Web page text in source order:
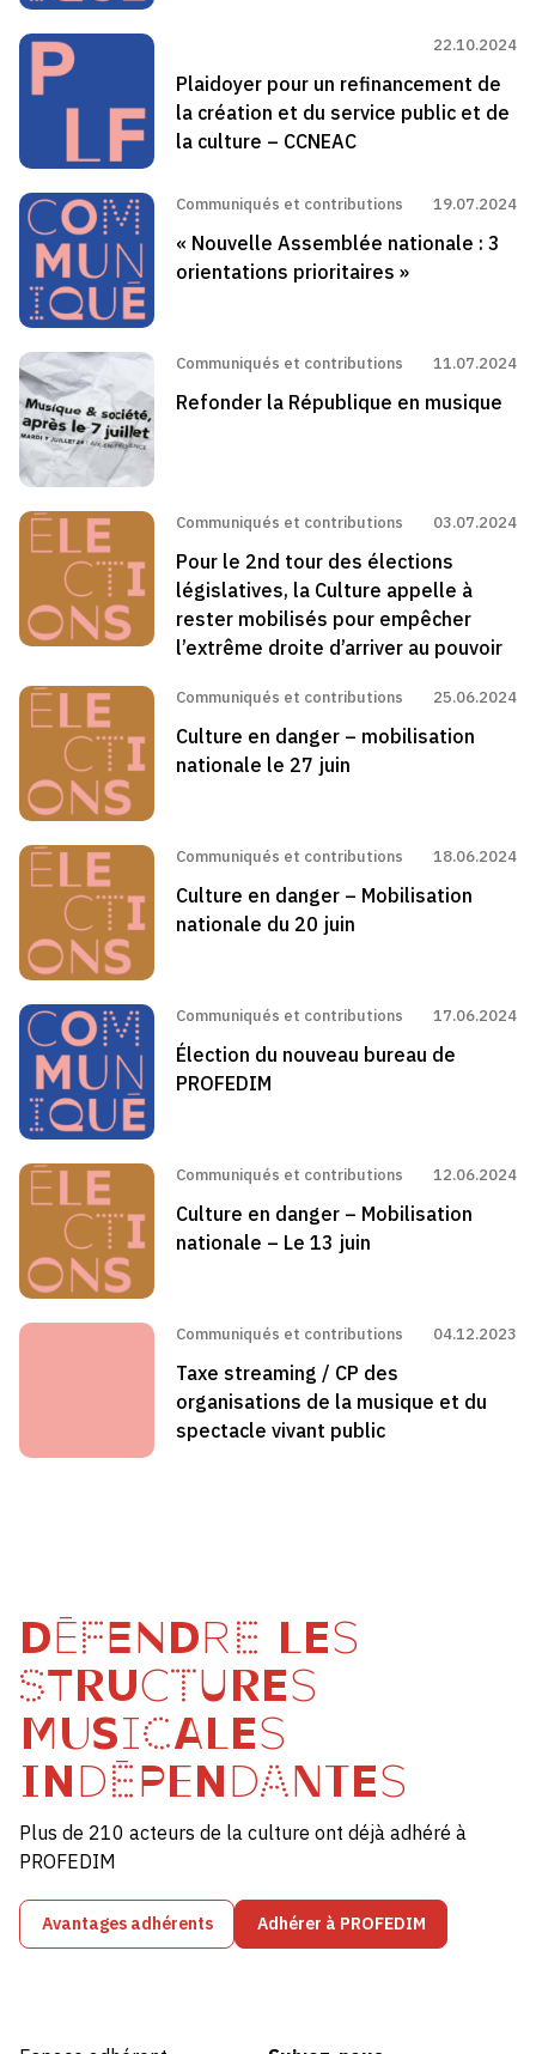
22.10.2024
Plaidoyer pour un refinancement de
la création et du service public et de
la culture – CCNEAC
Communiqués et contributions 19.07.2024
« Nouvelle Assemblée nationale : 3
orientations prioritaires »
Communiqués et contributions 11.07.2024
Refonder la République en musique
Communiqués et contributions 03.07.2024
Pour le 2nd tour des élections
législatives, la Culture appelle à
rester mobilisés pour empêcher
l’extrême droite d’arriver au pouvoir
Communiqués et contributions 25.06.2024
Culture en danger – mobilisation
nationale le 27 juin
Communiqués et contributions 18.06.2024
Culture en danger – Mobilisation
nationale du 20 juin
Communiqués et contributions 17.06.2024
Élection du nouveau bureau de
PROFEDIM
Communiqués et contributions 12.06.2024
Culture en danger – Mobilisation
nationale – Le 13 juin
Communiqués et contributions 04.12.2023
Taxe streaming / CP des
organisations de la musique et du
spectacle vivant public
DÉFENDRE LES
STRUCTURES
MUSICALES
INDÉPENDANTES
Plus de 210 acteurs de la culture ont déjà adhéré à
PROFEDIM
Avantages adhérents Adhérer à PROFEDIM